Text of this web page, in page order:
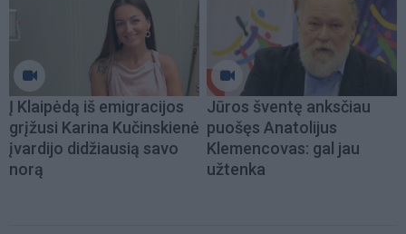
Į Klaipėdą iš emigracijos
grįžusi Karina Kučinskienė
įvardijo didžiausią savo
norą
Jūros šventę anksčiau
puošęs Anatolijus
Klemencovas: gal jau
užtenka